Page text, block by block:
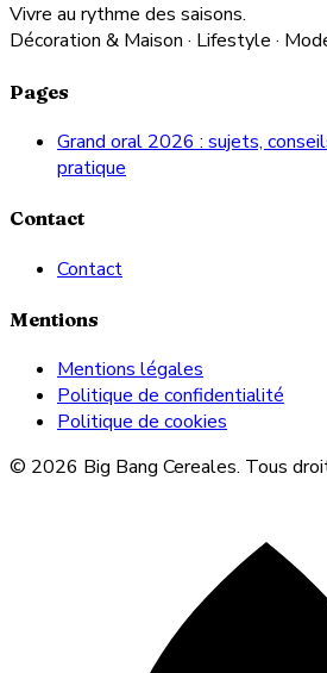
Vivre au rythme des saisons.
Décoration & Maison · Lifestyle ·
Pages
Grand oral 2026 : sujets,
pratique
Contact
Contact
Mentions
Mentions légales
Politique de confidentialité
Politique de cookies
© 2026 Big Bang Cereales. Tous